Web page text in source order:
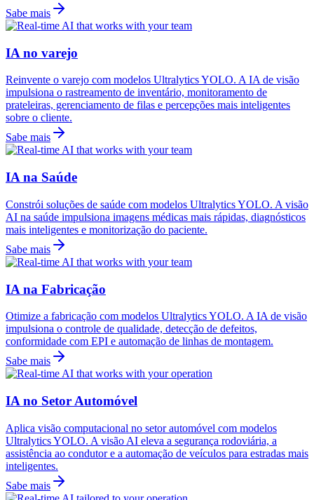
Sabe mais
IA no varejo
Reinvente o varejo com modelos Ultralytics YOLO. A IA de visão
impulsiona o rastreamento de inventário, monitoramento de
prateleiras, gerenciamento de filas e percepções mais inteligentes
sobre o cliente.
Sabe mais
IA na Saúde
Constrói soluções de saúde com modelos Ultralytics YOLO. A visão
AI na saúde impulsiona imagens médicas mais rápidas, diagnósticos
mais inteligentes e monitorização do paciente.
Sabe mais
IA na Fabricação
Otimize a fabricação com modelos Ultralytics YOLO. A IA de visão
impulsiona o controle de qualidade, detecção de defeitos,
conformidade com EPI e automação de linhas de montagem.
Sabe mais
IA no Setor Automóvel
Aplica visão computacional no setor automóvel com modelos
Ultralytics YOLO. A visão AI eleva a segurança rodoviária, a
assistência ao condutor e a automação de veículos para estradas mais
inteligentes.
Sabe mais